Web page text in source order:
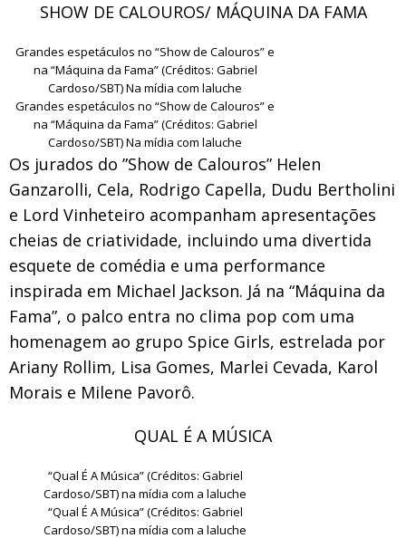
SHOW DE CALOUROS/ MÁQUINA DA FAMA
Grandes espetáculos no “Show de Calouros” e
na “Máquina da Fama” (Créditos: Gabriel
Cardoso/SBT) Na mídia com laluche
Grandes espetáculos no “Show de Calouros” e
na “Máquina da Fama” (Créditos: Gabriel
Cardoso/SBT) Na mídia com laluche
Os jurados do ”Show de Calouros” Helen
Ganzarolli, Cela, Rodrigo Capella, Dudu Bertholini
e Lord Vinheteiro acompanham apresentações
cheias de criatividade, incluindo uma divertida
esquete de comédia e uma performance
inspirada em Michael Jackson. Já na “Máquina da
Fama”, o palco entra no clima pop com uma
homenagem ao grupo Spice Girls, estrelada por
Ariany Rollim, Lisa Gomes, Marlei Cevada, Karol
Morais e Milene Pavorô.
QUAL É A MÚSICA
“Qual É A Música” (Créditos: Gabriel
Cardoso/SBT) na mídia com a laluche
“Qual É A Música” (Créditos: Gabriel
Cardoso/SBT) na mídia com a laluche